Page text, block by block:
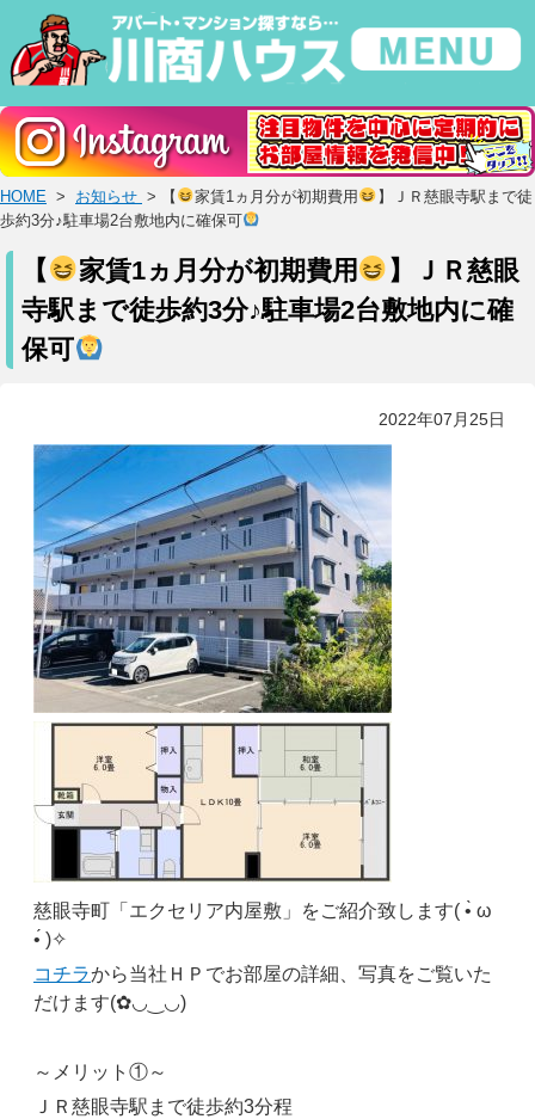
HOME > お知らせ > 【 家賃1ヵ月分が初期費用
】ＪＲ慈眼寺駅まで徒
歩約3分♪駐車場2台敷地内に確保可
【 家賃1ヵ月分が初期費用
】ＪＲ慈眼
寺駅まで徒歩約3分♪駐車場2台敷地内に確
保可
2022年07月25日
慈眼寺町「エクセリア内屋敷」をご紹介致します( •̀ ω
•́ )✧
コチラから当社ＨＰでお部屋の詳細、写真をご覧いた
だけます(✿◡‿◡)
～メリット①～
ＪＲ慈眼寺駅まで徒歩約3分程